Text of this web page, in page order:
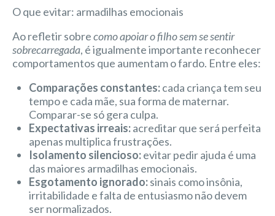
O que evitar: armadilhas emocionais
Ao refletir sobrecomo apoiar o filho sem se sentir
sobrecarregada, é igualmente importante reconhecer
comportamentos que aumentam o fardo. Entre eles:
Comparações constantes:cada criança tem seu
tempo e cada mãe, sua forma de maternar.
Comparar-se só gera culpa.
Expectativas irreais:acreditar que será perfeita
apenas multiplica frustrações.
Isolamento silencioso:evitar pedir ajuda é uma
das maiores armadilhas emocionais.
Esgotamento ignorado:sinais como insônia,
irritabilidade e falta de entusiasmo não devem
ser normalizados.